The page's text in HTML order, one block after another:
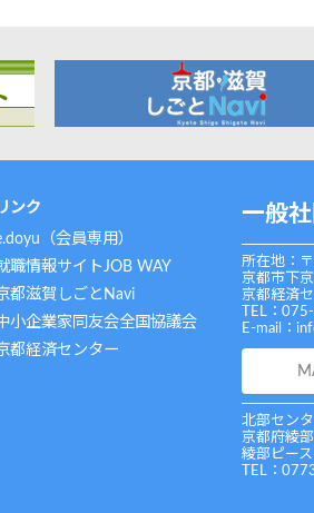
ンク
（会員専用）
職情報サイトJOB WAY
都滋賀しごとNavi
小企業家同友会全国協議会
都経済センター
一般
所在地：
京都市下
京都経済
TEL：
E-mail：
北部セン
京都府綾
綾部ピー
TEL：